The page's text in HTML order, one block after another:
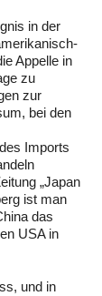
in der
Appelle in
zu
zur
bei den
Imports
„Japan
ist man
das
USA in
und in